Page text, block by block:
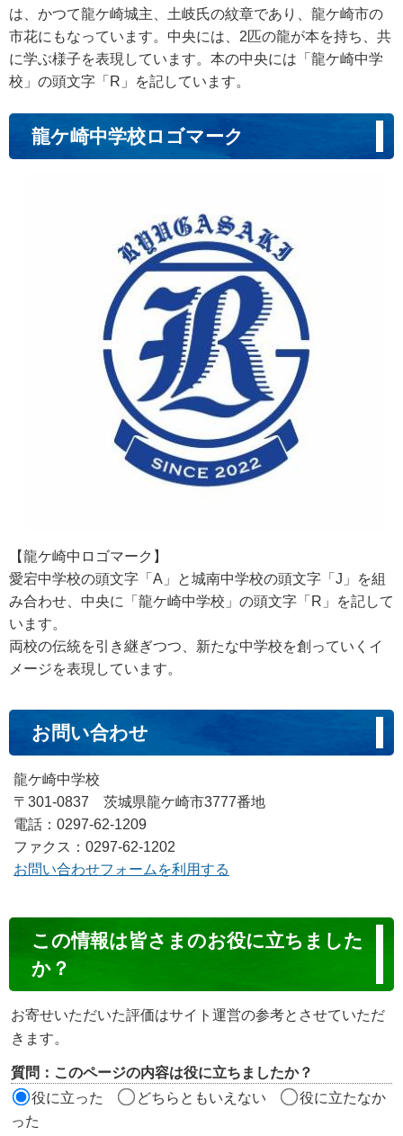
は、かつて龍ケ崎城主、土岐氏の紋章であり、龍ケ崎市の
市花にもなっています。中央には、2匹の龍が本を持ち、共
に学ぶ様子を表現しています。本の中央には「龍ケ崎中学
校」の頭文字「R」を記しています。
龍ケ崎中学校ロゴマーク
【龍ケ崎中ロゴマーク】
愛宕中学校の頭文字「A」と城南中学校の頭文字「J」を組
み合わせ、中央に「龍ケ崎中学校」の頭文字「R」を記して
います。
両校の伝統を引き継ぎつつ、新たな中学校を創っていくイ
メージを表現しています。
お問い合わせ
龍ケ崎中学校
〒301-0837 茨城県龍ケ崎市3777番地
電話：0297-62-1209
ファクス：0297-62-1202
お問い合わせフォームを利用する
ン
ン
ツ
価
この情報は皆さまのお役に立ちました
か？
お寄せいただいた評価はサイト運営の参考とさせていただ
きます。
質問：このページの内容は役に立ちましたか？
役に立った
どちらともいえない
役に立たなか
った